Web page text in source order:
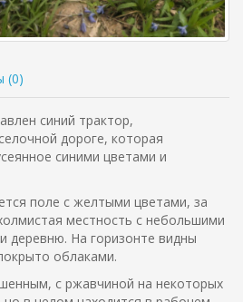
(0)
синий трактор,
дороге, которая
синими цветами и
поле с желтыми цветами, за
местность с небольшими
На горизонте видны
облаками.
с ржавчиной на некоторых